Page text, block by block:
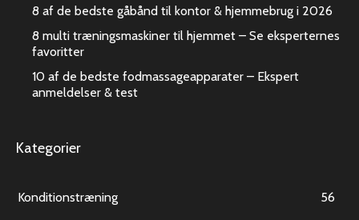
8 af de bedste gåbånd til kontor & hjemmebrug i 2026
8 multi træningsmaskiner til hjemmet – Se eksperternes
favoritter
10 af de bedste fodmassageapparater – Ekspert
anmeldelser & test
Kategorier
Konditionstræning 56